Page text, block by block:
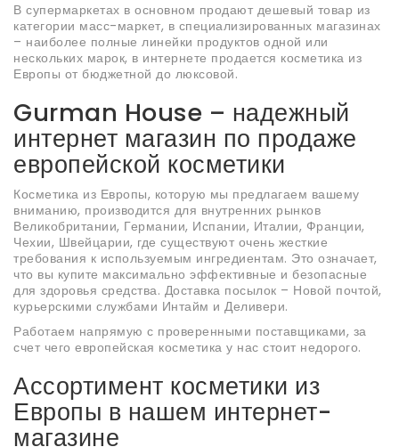
В супермаркетах в основном продают дешевый товар из
категории масс-маркет, в специализированных магазинах
– наиболее полные линейки продуктов одной или
нескольких марок, в интернете продается косметика из
Европы от бюджетной до люксовой.
Gurman House – надежный
интернет магазин по продаже
европейской косметики
Косметика из Европы, которую мы предлагаем вашему
вниманию, производится для внутренних рынков
Великобритании, Германии, Испании, Италии, Франции,
Чехии, Швейцарии, где существуют очень жесткие
требования к используемым ингредиентам. Это означает,
что вы купите максимально эффективные и безопасные
для здоровья средства. Доставка посылок – Новой почтой,
курьерскими службами Интайм и Деливери.
Работаем напрямую с проверенными поставщиками, за
счет чего европейская косметика у нас стоит недорого.
Ассортимент косметики из
Европы в нашем интернет-
магазине